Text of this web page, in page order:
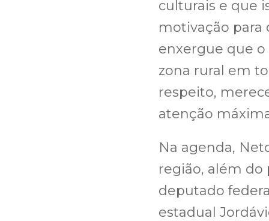
culturais e que
motivação para
enxergue que
zona rural em
respeito,
atenção
Na agenda,
região, além do
deputado
estadual